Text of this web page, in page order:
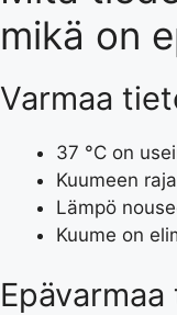
mikä on
Varmaa
37 °C on
Kuumeen
Lämpö
Kuume on